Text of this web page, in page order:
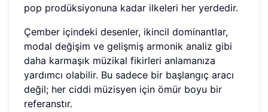
pop prodüksiyonuna kadar ilkeleri her yerdedir.
Çember içindeki desenler, ikincil dominantlar,
modal değişim ve gelişmiş armonik analiz gibi
daha karmaşık müzikal fikirleri anlamanıza
yardımcı olabilir. Bu sadece bir başlangıç aracı
değil; her ciddi müzisyen için ömür boyu bir
referanstır.